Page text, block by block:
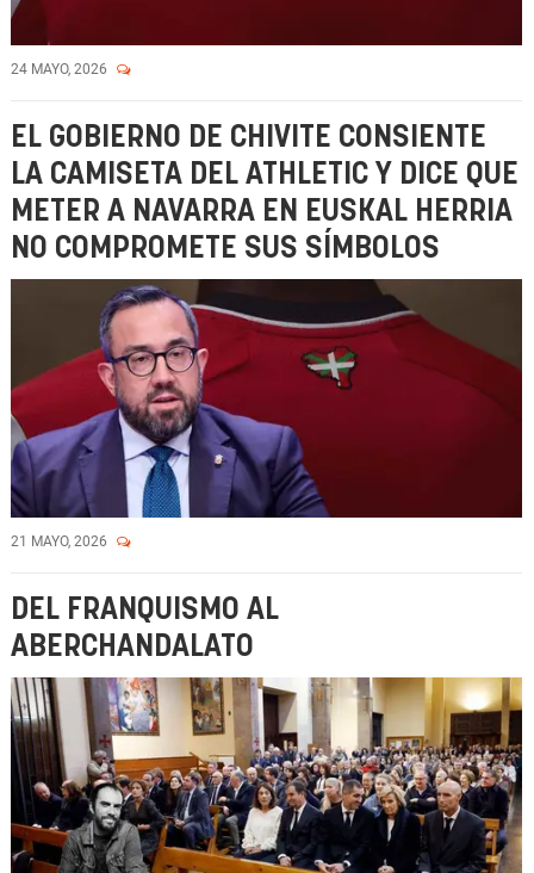
24 MAYO, 2026
EL GOBIERNO DE CHIVITE CONSIENTE
LA CAMISETA DEL ATHLETIC Y DICE QUE
METER A NAVARRA EN EUSKAL HERRIA
NO COMPROMETE SUS SÍMBOLOS
21 MAYO, 2026
DEL FRANQUISMO AL
ABERCHANDALATO